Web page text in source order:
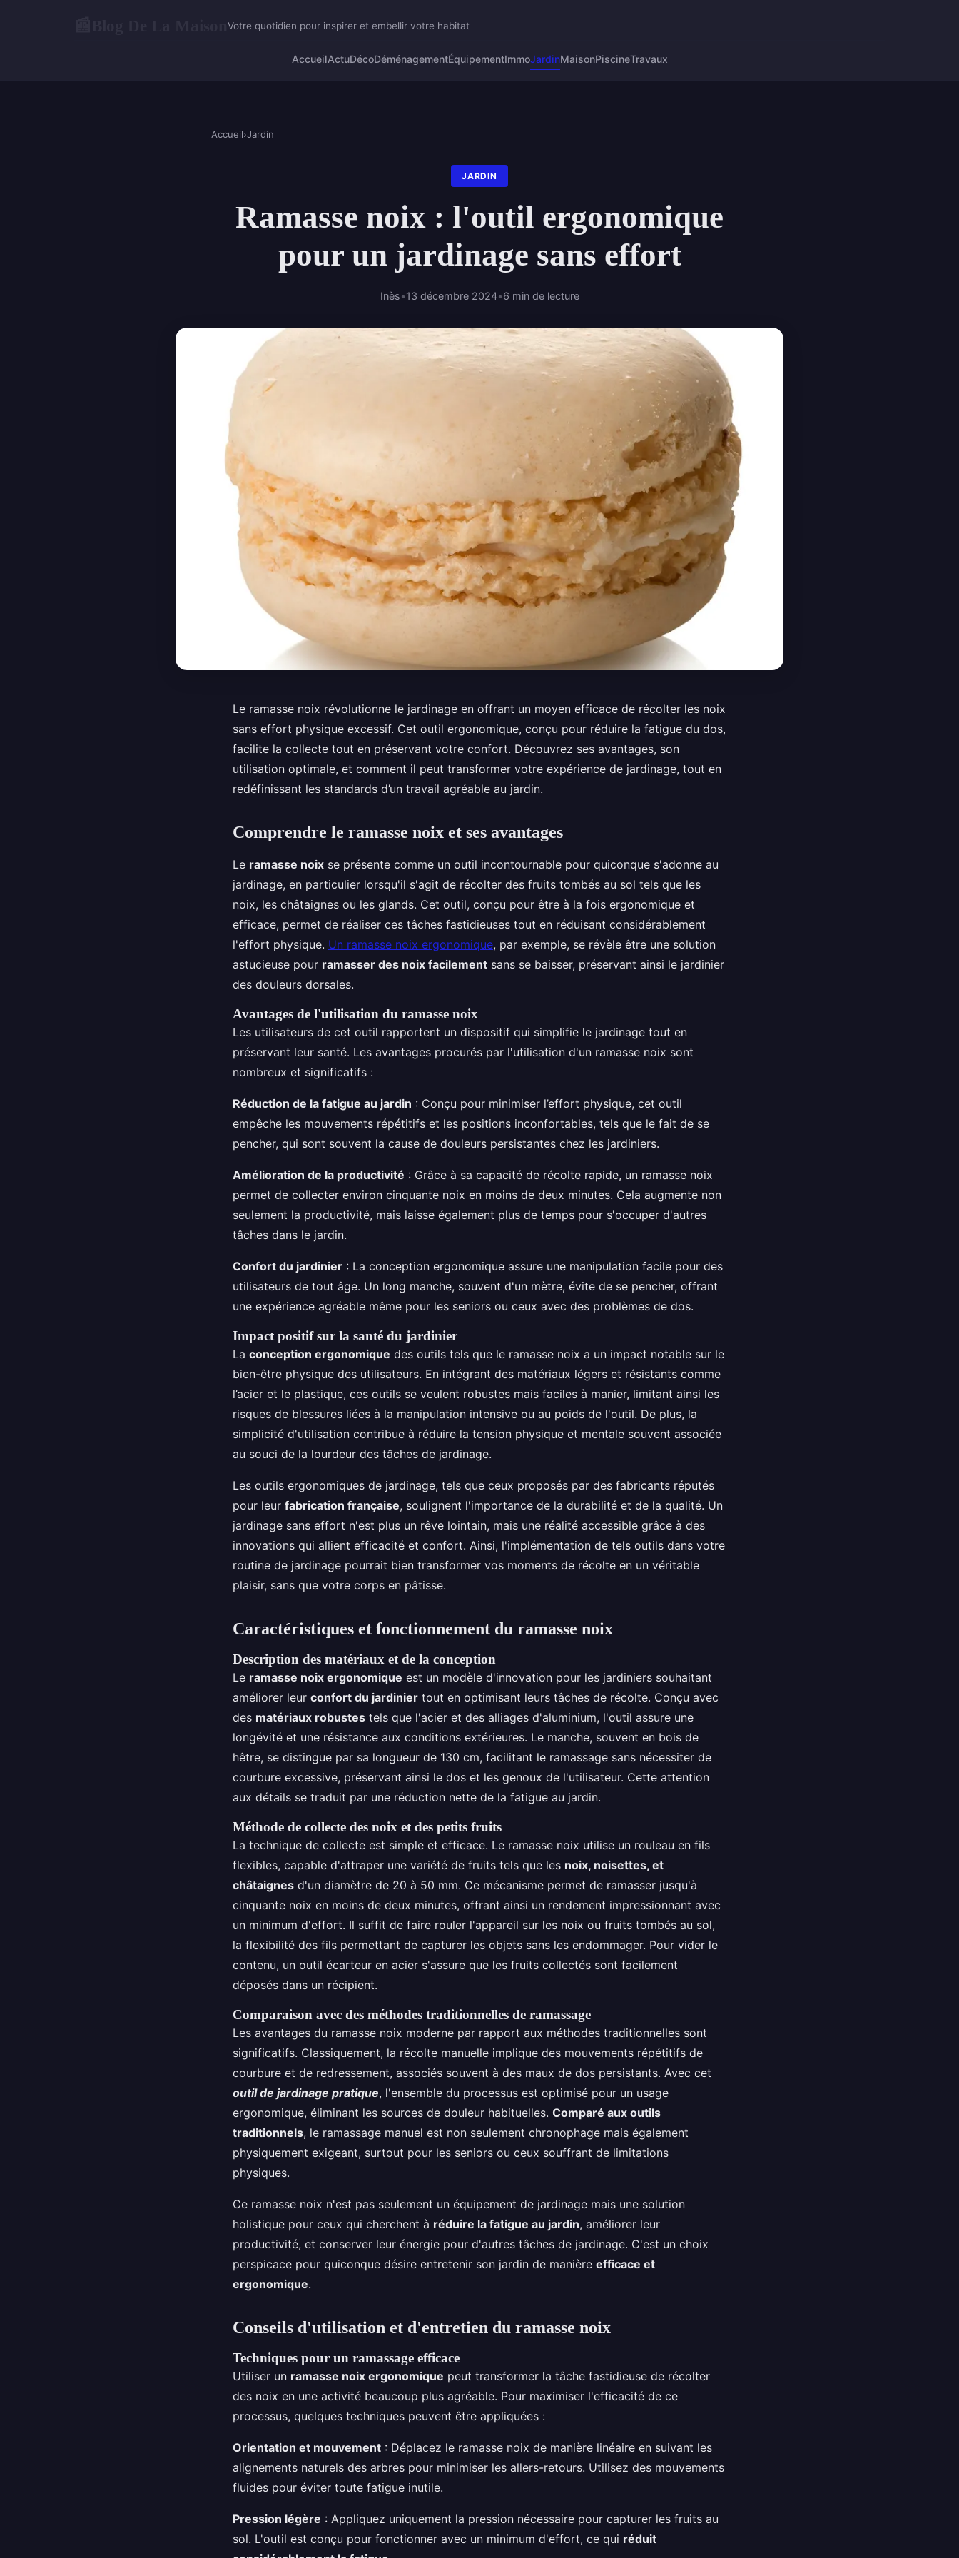
Votre quotidien pour inspirer et embellir votre habitat
AccueilActuDécoDéménagementÉquipementImmoJardinMaisonPiscineTravaux
Accueil›Jardin
JARDIN
Ramasse noix : l'outil ergonomique
pour un jardinage sans effort
Inès•13 décembre 2024•6 min de lecture
Le ramasse noix révolutionne le jardinage en offrant un moyen efficace de récolter les noix
sans effort physique excessif. Cet outil ergonomique, conçu pour réduire la fatigue du dos,
facilite la collecte tout en préservant votre confort. Découvrez ses avantages, son
utilisation optimale, et comment il peut transformer votre expérience de jardinage, tout en
redéfinissant les standards d’un travail agréable au jardin.
Comprendre le ramasse noix et ses avantages
Le ramasse noix se présente comme un outil incontournable pour quiconque s'adonne au
jardinage, en particulier lorsqu'il s'agit de récolter des fruits tombés au sol tels que les
noix, les châtaignes ou les glands. Cet outil, conçu pour être à la fois ergonomique et
efficace, permet de réaliser ces tâches fastidieuses tout en réduisant considérablement
l'effort physique. Un ramasse noix ergonomique, par exemple, se révèle être une solution
astucieuse pour ramasser des noix facilement sans se baisser, préservant ainsi le jardinier
des douleurs dorsales.
Avantages de l'utilisation du ramasse noix
Les utilisateurs de cet outil rapportent un dispositif qui simplifie le jardinage tout en
préservant leur santé. Les avantages procurés par l'utilisation d'un ramasse noix sont
nombreux et significatifs :
Réduction de la fatigue au jardin : Conçu pour minimiser l’effort physique, cet outil
empêche les mouvements répétitifs et les positions inconfortables, tels que le fait de se
pencher, qui sont souvent la cause de douleurs persistantes chez les jardiniers.
Amélioration de la productivité : Grâce à sa capacité de récolte rapide, un ramasse noix
permet de collecter environ cinquante noix en moins de deux minutes. Cela augmente non
seulement la productivité, mais laisse également plus de temps pour s'occuper d'autres
tâches dans le jardin.
Confort du jardinier : La conception ergonomique assure une manipulation facile pour des
utilisateurs de tout âge. Un long manche, souvent d'un mètre, évite de se pencher, offrant
une expérience agréable même pour les seniors ou ceux avec des problèmes de dos.
Impact positif sur la santé du jardinier
La conception ergonomique des outils tels que le ramasse noix a un impact notable sur le
bien-être physique des utilisateurs. En intégrant des matériaux légers et résistants comme
l’acier et le plastique, ces outils se veulent robustes mais faciles à manier, limitant ainsi les
risques de blessures liées à la manipulation intensive ou au poids de l'outil. De plus, la
simplicité d'utilisation contribue à réduire la tension physique et mentale souvent associée
au souci de la lourdeur des tâches de jardinage.
Les outils ergonomiques de jardinage, tels que ceux proposés par des fabricants réputés
pour leur fabrication française, soulignent l'importance de la durabilité et de la qualité. Un
jardinage sans effort n'est plus un rêve lointain, mais une réalité accessible grâce à des
innovations qui allient efficacité et confort. Ainsi, l'implémentation de tels outils dans votre
routine de jardinage pourrait bien transformer vos moments de récolte en un véritable
plaisir, sans que votre corps en pâtisse.
Caractéristiques et fonctionnement du ramasse noix
Description des matériaux et de la conception
Le ramasse noix ergonomique est un modèle d'innovation pour les jardiniers souhaitant
améliorer leur confort du jardinier tout en optimisant leurs tâches de récolte. Conçu avec
des matériaux robustes tels que l'acier et des alliages d'aluminium, l'outil assure une
longévité et une résistance aux conditions extérieures. Le manche, souvent en bois de
hêtre, se distingue par sa longueur de 130 cm, facilitant le ramassage sans nécessiter de
courbure excessive, préservant ainsi le dos et les genoux de l'utilisateur. Cette attention
aux détails se traduit par une réduction nette de la fatigue au jardin.
Méthode de collecte des noix et des petits fruits
La technique de collecte est simple et efficace. Le ramasse noix utilise un rouleau en fils
flexibles, capable d'attraper une variété de fruits tels que les noix, noisettes, et
châtaignes d'un diamètre de 20 à 50 mm. Ce mécanisme permet de ramasser jusqu'à
cinquante noix en moins de deux minutes, offrant ainsi un rendement impressionnant avec
un minimum d'effort. Il suffit de faire rouler l'appareil sur les noix ou fruits tombés au sol,
la flexibilité des fils permettant de capturer les objets sans les endommager. Pour vider le
contenu, un outil écarteur en acier s'assure que les fruits collectés sont facilement
déposés dans un récipient.
Comparaison avec des méthodes traditionnelles de ramassage
Les avantages du ramasse noix moderne par rapport aux méthodes traditionnelles sont
significatifs. Classiquement, la récolte manuelle implique des mouvements répétitifs de
courbure et de redressement, associés souvent à des maux de dos persistants. Avec cet
outil de jardinage pratique, l'ensemble du processus est optimisé pour un usage
ergonomique, éliminant les sources de douleur habituelles. Comparé aux outils
traditionnels, le ramassage manuel est non seulement chronophage mais également
physiquement exigeant, surtout pour les seniors ou ceux souffrant de limitations
physiques.
Ce ramasse noix n'est pas seulement un équipement de jardinage mais une solution
holistique pour ceux qui cherchent à réduire la fatigue au jardin, améliorer leur
productivité, et conserver leur énergie pour d'autres tâches de jardinage. C'est un choix
perspicace pour quiconque désire entretenir son jardin de manière efficace et
ergonomique.
Conseils d'utilisation et d'entretien du ramasse noix
Techniques pour un ramassage efficace
Utiliser un ramasse noix ergonomique peut transformer la tâche fastidieuse de récolter
des noix en une activité beaucoup plus agréable. Pour maximiser l'efficacité de ce
processus, quelques techniques peuvent être appliquées :
Orientation et mouvement : Déplacez le ramasse noix de manière linéaire en suivant les
alignements naturels des arbres pour minimiser les allers-retours. Utilisez des mouvements
fluides pour éviter toute fatigue inutile.
Pression légère : Appliquez uniquement la pression nécessaire pour capturer les fruits au
sol. L'outil est conçu pour fonctionner avec un minimum d'effort, ce qui réduit